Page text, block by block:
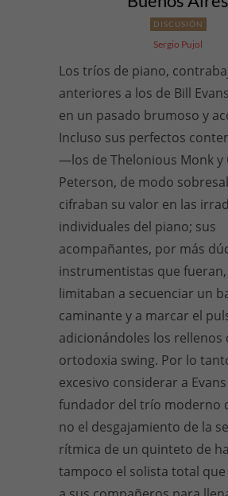
DISCUSIÓN
Sergio Pujol
Los tríos de piano,
anteriores a los de Bill
en un pasado brumoso y
Incluso sus perfectos
—los de Thelonious Monk y
Peterson, de modo
cifraban su valor en las
individuales del piano; sus
acompañantes, por más
instrumentistas que fueran,
limitaban a secuenciar un
caminante y a marcar el
adicionándoles los rellenos
ortodoxia swing. Por lo
excesivo considerar a
fundador del trío moderno
no el desgajamiento de la
rítmica de un quinteto de
tampoco el solista total que